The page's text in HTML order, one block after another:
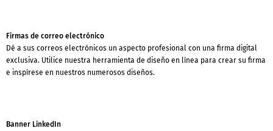
Firmas de correo electrónico
Dé a sus correos electrónicos un aspecto profesional con una firma digital
exclusiva. Utilice nuestra herramienta de diseño en línea para crear su firma
e inspírese en nuestros numerosos diseños.
Banner LinkedIn